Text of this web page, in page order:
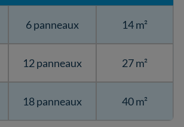
6 panneaux 14 m²
12 panneaux 27 m²
18 panneaux 40 m²